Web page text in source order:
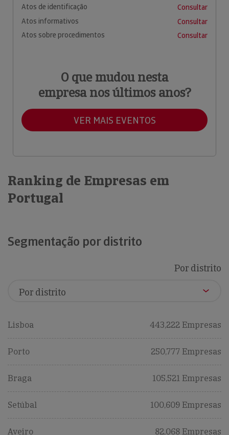
Atos de identificação
Consultar
Atos informativos
Consultar
Atos sobre procedimentos
Consultar
O que mudou nesta
empresa nos últimos anos?
VER MAIS EVENTOS
Ranking de Empresas em
Portugal
Segmentação por distrito
Por distrito
Lisboa 443,222 Empresas
Porto 250,777 Empresas
Braga 105,521 Empresas
Setúbal 100,609 Empresas
Aveiro 82,068 Empresas